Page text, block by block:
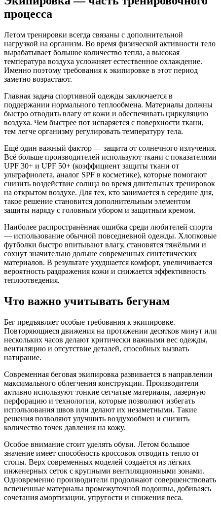
процесса
Летом тренировки всегда связаны с дополнительной
нагрузкой на организм. Во время физической активности тело
вырабатывает большое количество тепла, а высокая
температура воздуха усложняет естественное охлаждение.
Именно поэтому требования к экипировке в этот период
заметно возрастают.
Главная задача спортивной одежды заключается в
поддержании нормального теплообмена. Материалы должны
быстро отводить влагу от кожи и обеспечивать циркуляцию
воздуха. Чем быстрее пот испаряется с поверхности ткани,
тем легче организму регулировать температуру тела.
Ещё один важный фактор — защита от солнечного излучения.
Всё больше производителей используют ткани с показателями
UPF 30+ и UPF 50+ (коэффициент защиты ткани от
ультрафиолета, аналог SPF в косметике), которые помогают
снизить воздействие солнца во время длительных тренировок
на открытом воздухе. Для тех, кто занимается в середине дня,
такое решение становится дополнительным элементом
защиты наряду с головным убором и защитным кремом.
Наиболее распространённая ошибка среди любителей спорта
— использование обычной повседневной одежды. Хлопковые
футболки быстро впитывают влагу, становятся тяжёлыми и
сохнут значительно дольше современных синтетических
материалов. В результате ухудшается комфорт, увеличивается
вероятность раздражения кожи и снижается эффективность
теплоотведения.
Что важно учитывать бегунам
Бег предъявляет особые требования к экипировке.
Повторяющиеся движения на протяжении десятков минут или
нескольких часов делают критически важными вес одежды,
вентиляцию и отсутствие деталей, способных вызвать
натирание.
Современная беговая экипировка развивается в направлении
максимального облегчения конструкции. Производители
активно используют тонкие сетчатые материалы, лазерную
перфорацию и технологии, которые позволяют избегать
использования швов или делают их незаметными. Такие
решения позволяют улучшить воздухообмен и снизить
количество точек давления на кожу.
Особое внимание стоит уделять обуви. Летом большое
значение имеет способность кроссовок отводить тепло от
стопы. Верх современных моделей создаётся из лёгких
инженерных сеток с крупными вентиляционными зонами.
Одновременно производители продолжают совершенствовать
вспененные материалы промежуточной подошвы, добиваясь
сочетания амортизации, упругости и снижения веса.